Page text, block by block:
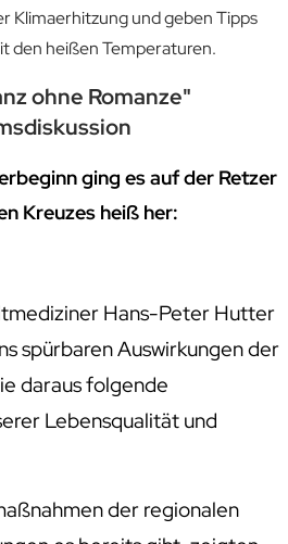
Klimaerhitzung und geben Tipps
den heißen Temperaturen.
ohne Romanze"
ging es auf der Retzer
Kreuzes heiß her:
Hans-Peter Hutter
spürbaren Auswirkungen der
daraus folgende
Lebensqualität und
der regionalen